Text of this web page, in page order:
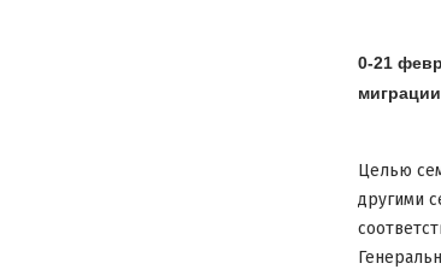
0-21
Целью
другими